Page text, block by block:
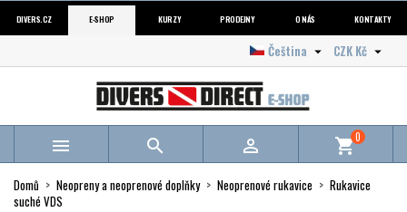
DIVERS.CZ E-SHOP KURZY PRODEJNY O NÁS KONTAKTY
CZK Kč 
Čeština 
   shopping_cart0
Domů Neopreny a neoprenové doplňky Neoprenové rukavice
Rukavice
suché VDS